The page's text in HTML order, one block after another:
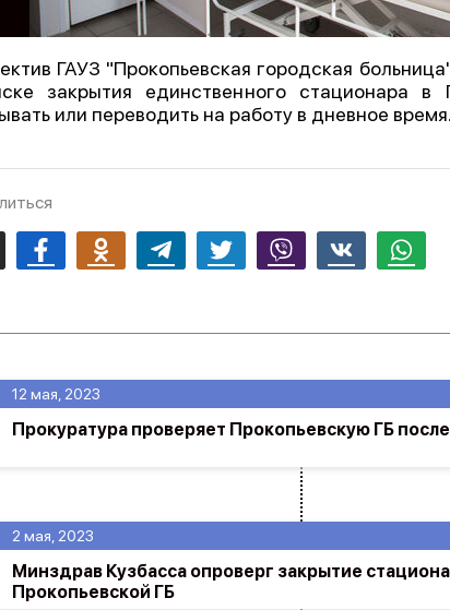
ГАУЗ "Прокопьевская городская
закрытия единственного стационара в
или переводить на работу в дневное время.
FacebookOdnoklassnikiTelegram Twitter Viber
2 мая, 2023
Минздрав Кузбасса опроверг закрытие
Прокопьевской ГБ
12 мая, 2023
Прокуратура проверяет Прокопьевскую ГБ